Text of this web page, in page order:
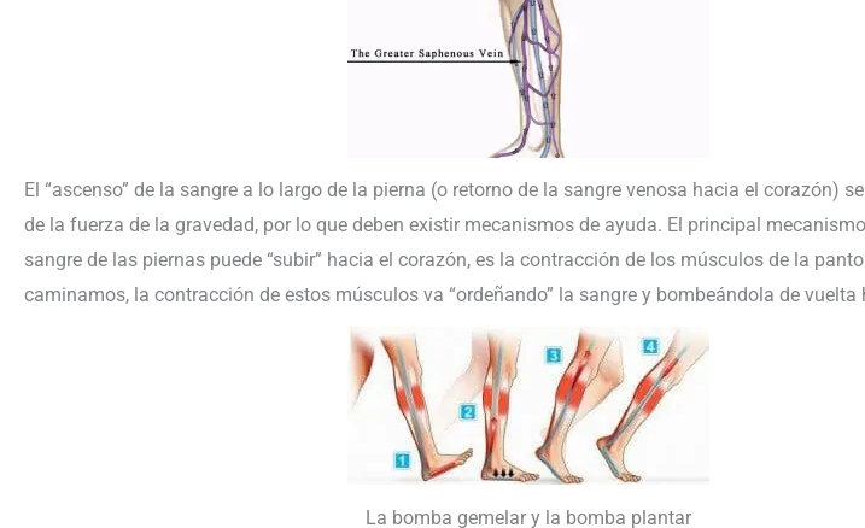
El “ascenso” de la sangre a lo largo de la pierna (o retorno de la sangre venosa hacia el corazón)
de la fuerza de la gravedad, por lo que deben existir mecanismos de ayuda. El principal
sangre de las piernas puede “subir” hacia el corazón, es la contracción de los músculos de la
caminamos, la contracción de estos músculos va “ordeñando” la sangre y bombeándola de vuelta
La bomba gemelar y la bomba plantar